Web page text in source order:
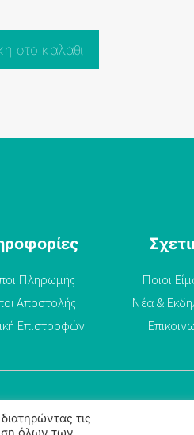
στο καλάθι
Πληρωμής
Αποστολής
Επιστροφών
Ποιοι
Νέα &
τις